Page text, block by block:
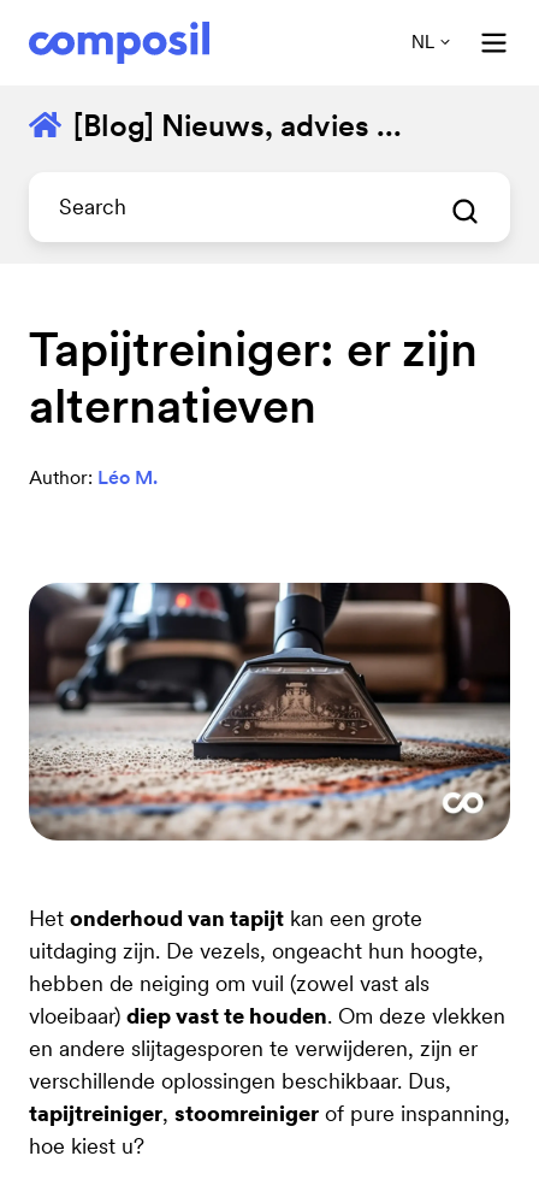
NL
[Blog] Nieuws, advies ...
Tapijtreiniger: er zijn
alternatieven
Author: Léo M.
Het onderhoud van tapijt kan een grote
uitdaging zijn. De vezels, ongeacht hun hoogte,
hebben de neiging om vuil (zowel vast als
vloeibaar) diep vast te houden. Om deze vlekken
en andere slijtagesporen te verwijderen, zijn er
verschillende oplossingen beschikbaar. Dus,
tapijtreiniger, stoomreiniger of pure inspanning,
hoe kiest u?